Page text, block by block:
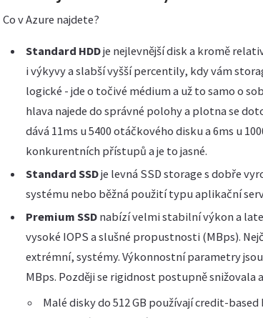
Co v Azure najdete?
Standard HDDje nejlevnější disk a kromě
i výkyvy a slabší vyšší percentily, kdy vám
logické - jde o točivé médium a už to samo o
hlava najede do správné polohy a plotna se
dává 11ms u 5400 otáčkového disku a 6ms u
konkurentních přístupů a je to jasné.
Standard SSDje levná SSD storage s dobře
systému nebo běžná použití typu aplikační
Premium SSD nabízí velmi stabilní výkon a
vysoké IOPS a slušné propustnosti (MBps).
extrémní, systémy. Výkonnostní parametry
MBps. Později se rigidnost postupně snižovala
Malé disky do 512 GB používají credit-